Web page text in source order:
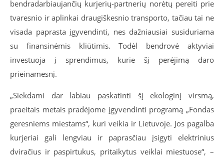
bendradarbiaujančių kurjerių-partnerių norėtų pereiti prie
tvaresnio ir aplinkai draugiškesnio transporto, tačiau tai ne
visada paprasta įgyvendinti, nes dažniausiai susiduriama
su finansinėmis kliūtimis. Todėl bendrovė aktyviai
investuoja į sprendimus, kurie šį perėjimą daro
prieinamesnį.
„Siekdami dar labiau paskatinti šį ekologinį virsmą,
praeitais metais pradėjome įgyvendinti programą „Fondas
geresniems miestams“, kuri veikia ir Lietuvoje. Jos pagalba
kurjeriai gali lengviau ir paprasčiau įsigyti elektrinius
dviračius ir paspirtukus, pritaikytus veiklai miestuose“, –